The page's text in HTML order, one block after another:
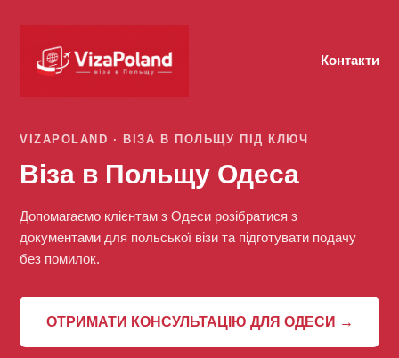
Контакти
VIZAPOLAND · ВІЗА В ПОЛЬЩУ ПІД КЛЮЧ
Віза в Польщу Одеса
Допомагаємо клієнтам з Одеси розібратися з
документами для польської візи та підготувати подачу
без помилок.
ОТРИМАТИ КОНСУЛЬТАЦІЮ ДЛЯ ОДЕСИ →